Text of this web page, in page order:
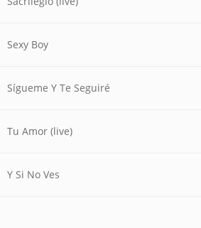
Sexy Boy
Sígueme Y Te Seguiré
Tu Amor (live)
Y Si No Ves